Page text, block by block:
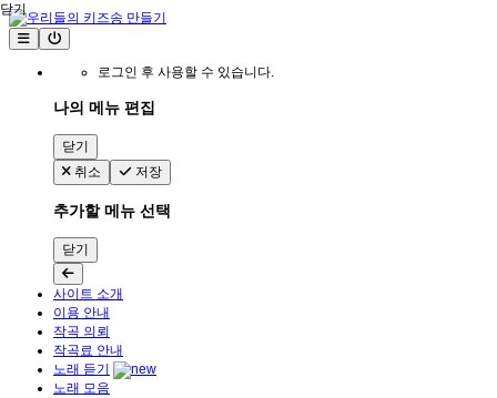
로그인 후 사용할 수 있습니다.
나의 메뉴 편집
닫기
취소
저장
추가할 메뉴 선택
닫기
사이트 소개
이용 안내
작곡 의뢰
작곡료 안내
노래 듣기
노래 모음
닫기